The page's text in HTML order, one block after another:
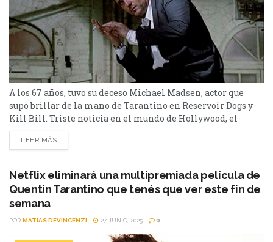
A los 67 años, tuvo su deceso Michael Madsen, actor que
supo brillar de la mano de Tarantino en Reservoir Dogs y
Kill Bill. Triste noticia en el mundo de Hollywood, el
medio estadounidense TMZ reveló este jueves el deceso del
actor Michael Madsen, conocido internacionalmente por
Blonde en Reservoir Dogsde...
LEER MÁS
Netflix eliminará una multipremiada película de
Quentin Tarantino que tenés que ver este fin de
semana
POR MATIAS DEVINCENZI 27 JUNIO, 2025 0